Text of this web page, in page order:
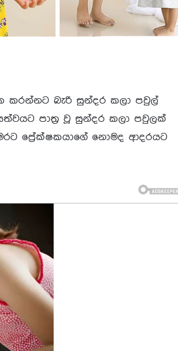
කරන්නට බැරි සුන්දර කලා පවුල්
පාත්‍ර වූ සුන්දර කලා පවුලක්
ප්‍රේක්ෂකයාගේ නොමද ආදරයට